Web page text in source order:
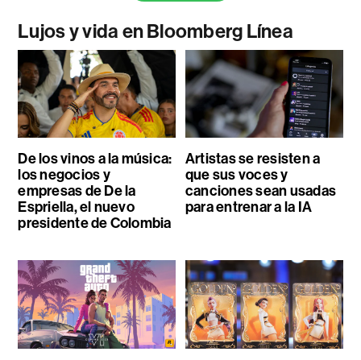
Lujos y vida en Bloomberg Línea
De los vinos a la música:
los negocios y
empresas de De la
Espriella, el nuevo
presidente de Colombia
Artistas se resisten a
que sus voces y
canciones sean usadas
para entrenar a la IA